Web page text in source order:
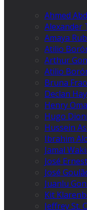
Ahmed
Alexander
Amaya
Atilio
Arthur
Atilio
Bruna
Declan
Henry
Hugo
Hussein
Ibrahim
Jamal
José
José
Juanlu
Kit
Jeffrey St.